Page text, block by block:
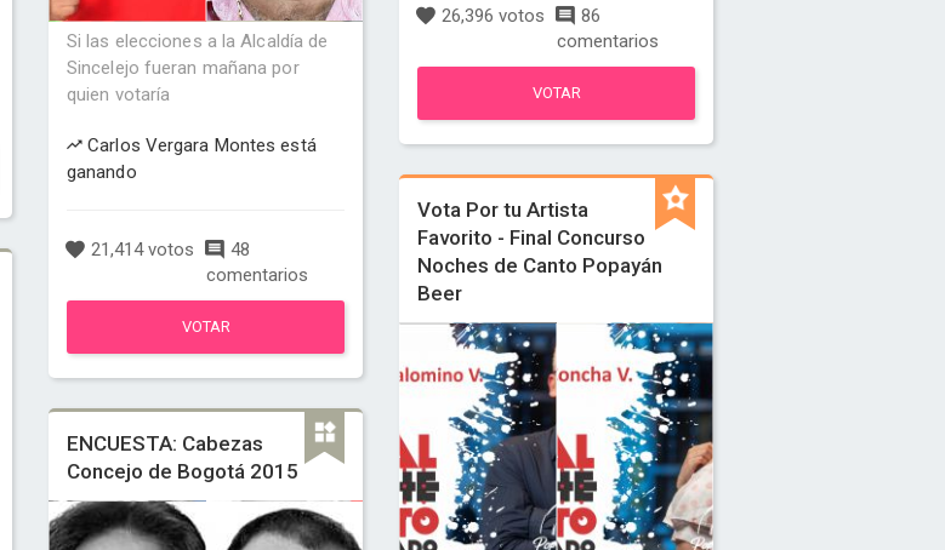
Si las elecciones a la Alcaldía de
Sincelejo fueran mañana por
quien votaría
Carlos Vergara Montes está
ganando
21,414 votos
48
comentarios
VOTAR
ENCUESTA: Cabezas
Concejo de Bogotá 2015
26,396 votos
86
comentarios
VOTAR
Vota Por tu Artista
Favorito - Final Concurso
Noches de Canto Popayán
Beer